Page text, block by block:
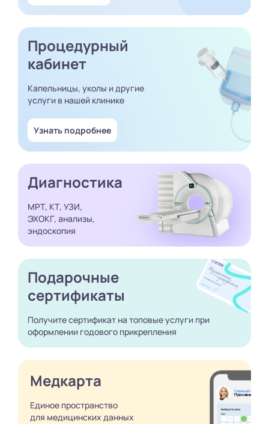
Процедурный
кабинет
Капельницы, уколы и другие
услуги в нашей клинике
Узнать подробнее
Диагностика
МРТ, КТ, УЗИ,
ЭХОКГ, анализы,
эндоскопия
Подарочные
сертификаты
Получите сертификат на топовые услуги при
оформлении годового прикрепления
Медкарта
Единое пространство
для медицинских данных